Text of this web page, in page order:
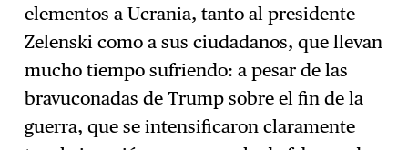
elementos a Ucrania, tanto al presidente
Zelenski como a sus ciudadanos, que llevan
mucho tiempo sufriendo: a pesar de las
bravuconadas de Trump sobre el fin de la
guerra, que se intensificaron claramente